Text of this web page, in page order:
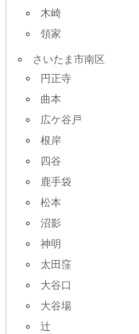
木崎
領家
さいたま市南区
円正寺
曲本
広ケ谷戸
根岸
四谷
鹿手袋
松本
沼影
神明
太田窪
大谷口
大谷場
辻